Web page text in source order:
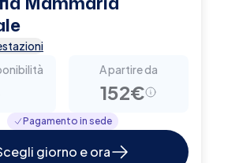
A partire da
152€
Pagamento in sede
giorno e ora